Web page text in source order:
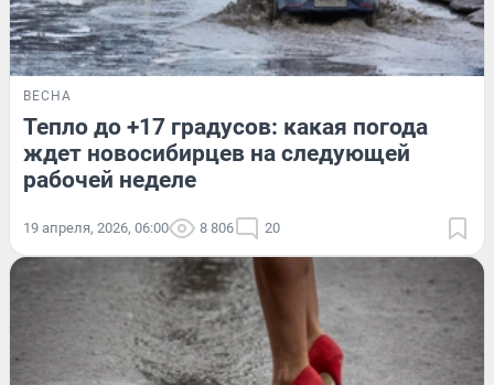
ВЕСНА
Тепло до +17 градусов: какая погода
ждет новосибирцев на следующей
рабочей неделе
19 апреля, 2026, 06:00 8 806 20